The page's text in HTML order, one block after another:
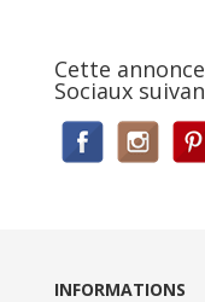
Cette
Sociaux
INFORMATIONS